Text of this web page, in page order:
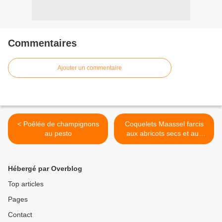
Commentaires
Ajouter un commentaire
< Poêlée de champignons
au pesto
Coquelets Maassel farcis
aux abricots secs et aux
amandes >
Hébergé par Overblog
Top articles
Pages
Contact